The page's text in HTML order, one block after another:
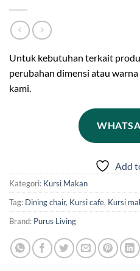
Untuk kebutuhan terkait
perubahan dimensi atau
kami.
Add
Kategori: Kursi Makan
Tag: Dining chair, Kursi cafe, Kursi
Brand: Purus Living